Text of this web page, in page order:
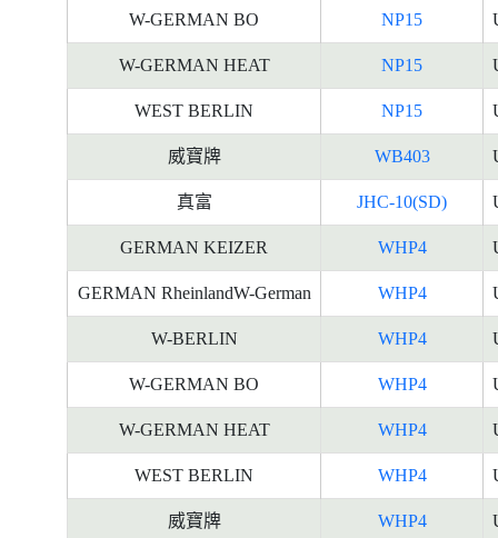
W-GERMAN BO NP15
W-GERMAN HEAT NP15
WEST BERLIN NP15
威寶牌 WB403
真富 JHC-10(SD)
GERMAN KEIZER WHP4
GERMAN RheinlandW-German WHP4
W-BERLIN WHP4
W-GERMAN BO WHP4
W-GERMAN HEAT WHP4
WEST BERLIN WHP4
威寶牌 WHP4